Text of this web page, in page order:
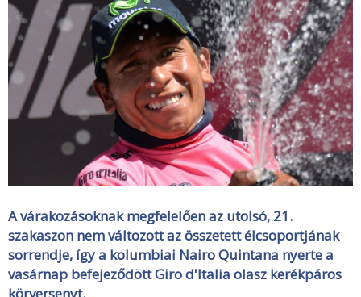
A várakozásoknak megfelelően az utolsó, 21.
szakaszon nem változott az összetett élcsoportjának
sorrendje, így a kolumbiai Nairo Quintana nyerte a
vasárnap befejeződött Giro d'Italia olasz kerékpáros